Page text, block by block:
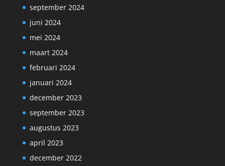
september 2024
juni 2024
mei 2024
maart 2024
februari 2024
januari 2024
december 2023
september 2023
augustus 2023
april 2023
december 2022